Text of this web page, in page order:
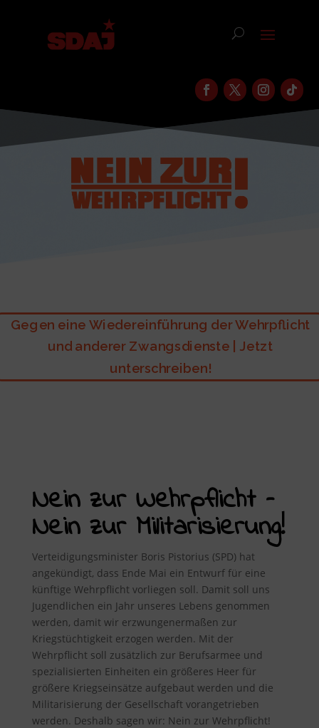
Gegen eine Wiedereinführung der Wehrpflicht
und anderer Zwangsdienste | Jetzt
unterschreiben!
Nein zur Wehrpflicht –
Nein zur Militarisierung!
Verteidigungsminister Boris Pistorius (SPD) hat
angekündigt, dass Ende Mai ein Entwurf für eine
künftige Wehrpflicht vorliegen soll. Damit soll uns
Jugendlichen ein Jahr unseres Lebens genommen
werden, damit wir erzwungenermaßen zur
Kriegstüchtigkeit erzogen werden. Mit der
Wehrpflicht soll zusätzlich zur Berufsarmee und
spezialisierten Einheiten ein größeres Heer für
größere Kriegseinsätze aufgebaut werden und die
Militarisierung der Gesellschaft vorangetrieben
werden. Deshalb sagen wir: Nein zur Wehrpflicht!